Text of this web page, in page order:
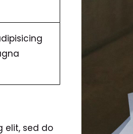
elit, sed do